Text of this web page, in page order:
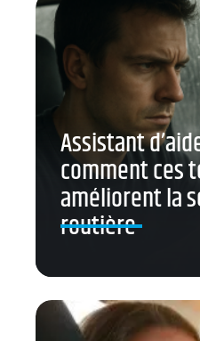
Assistant
comment ces
améliorent la
routière